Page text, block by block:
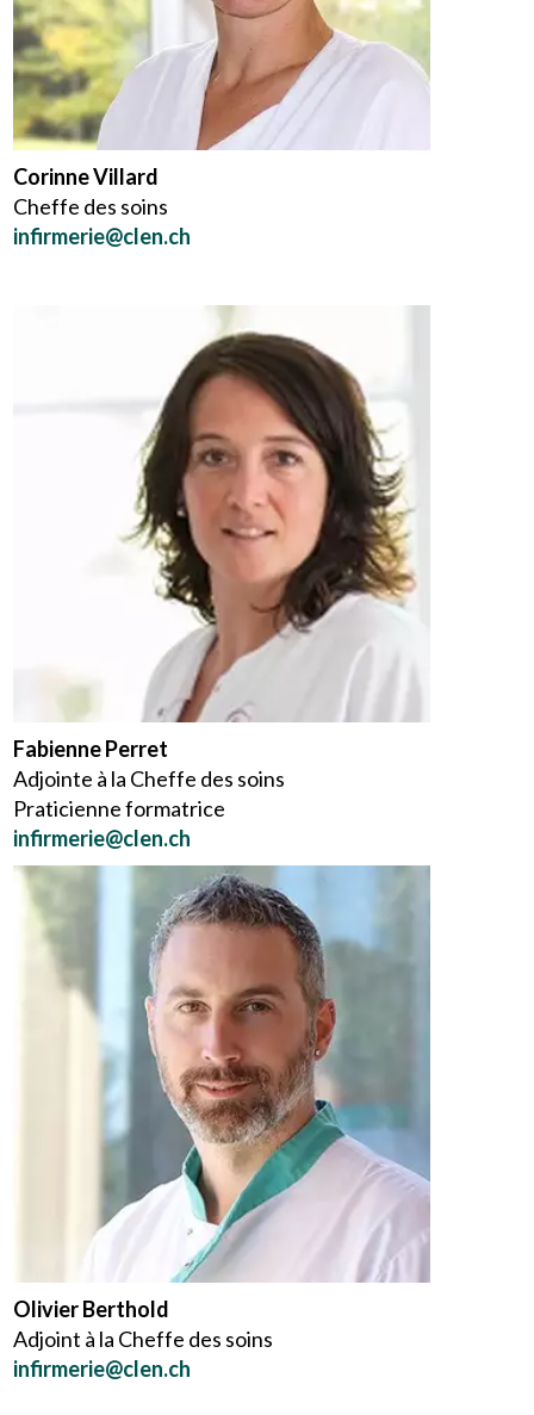
Corinne Villard
Cheffe des soins
infirmerie@clen.ch
Fabienne Perret
Adjointe à la Cheffe des soins
Praticienne formatrice
infirmerie@clen.ch
Olivier Berthold
Adjoint à la Cheffe des soins
infirmerie@clen.ch